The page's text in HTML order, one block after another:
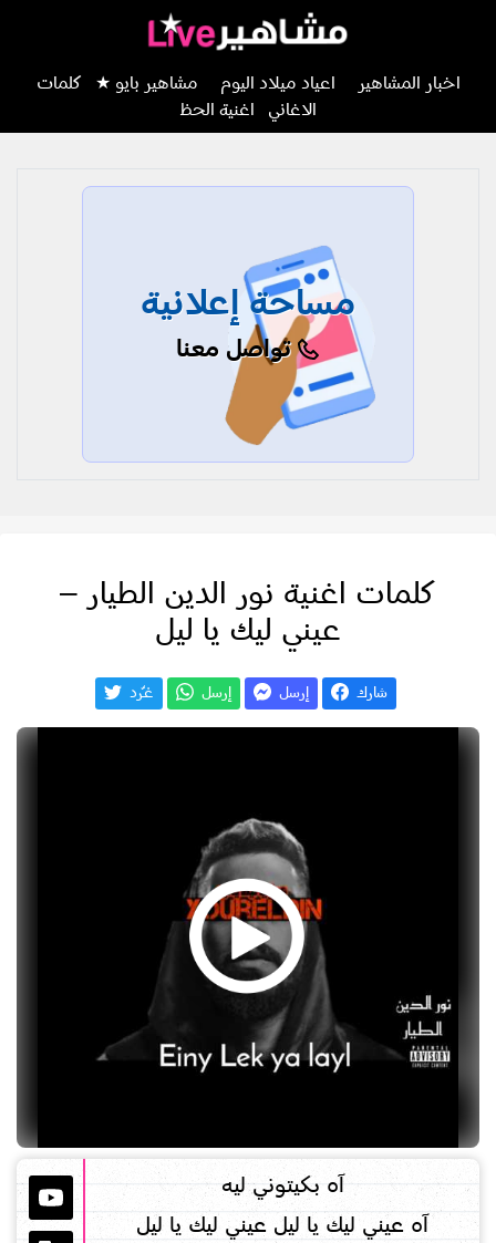
اخبار المشاهير اعياد ميلاد اليوم مشاهير بايو ★
كلمات
الاغاني
اغنية الحظ
مساحة إعلانية
تواصل معنا
كلمات اغنية نور الدين الطيار –
عيني ليك يا ليل
شارك إرسل إرسل غـّرد
آه بكيتوني ليه
آه عيني ليك يا ليل عيني ليك يا ليل